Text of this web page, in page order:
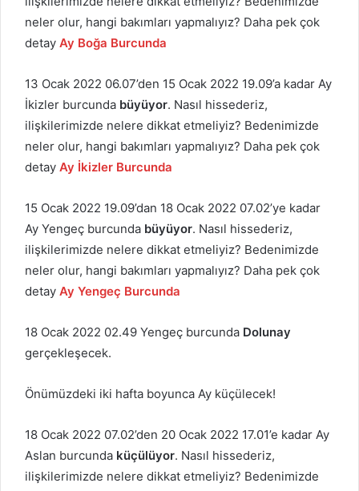
neler olur, hangi bakımları yapmalıyız? Daha pek çok
detay Ay Boğa Burcunda
13 Ocak 2022 06.07’den 15 Ocak 2022 19.09’a kadar Ay
İkizler burcunda büyüyor. Nasıl hissederiz,
ilişkilerimizde nelere dikkat etmeliyiz? Bedenimizde
neler olur, hangi bakımları yapmalıyız? Daha pek çok
detay Ay İkizler Burcunda
15 Ocak 2022 19.09’dan 18 Ocak 2022 07.02’ye kadar
Ay Yengeç burcunda büyüyor. Nasıl hissederiz,
ilişkilerimizde nelere dikkat etmeliyiz? Bedenimizde
neler olur, hangi bakımları yapmalıyız? Daha pek çok
detay Ay Yengeç Burcunda
18 Ocak 2022 02.49 Yengeç burcunda Dolunay
gerçekleşecek.
Önümüzdeki iki hafta boyunca Ay küçülecek!
18 Ocak 2022 07.02’den 20 Ocak 2022 17.01’e kadar Ay
Aslan burcunda küçülüyor. Nasıl hissederiz,
ilişkilerimizde nelere dikkat etmeliyiz? Bedenimizde